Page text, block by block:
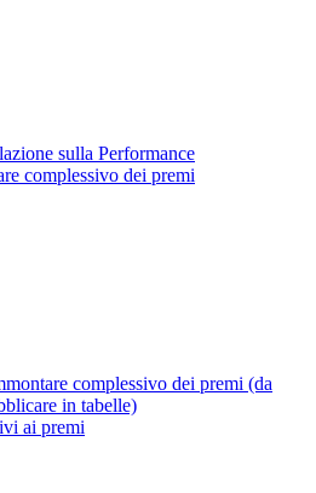
sulla Performance
complessivo dei premi
complessivo dei premi (da
in tabelle)
ai premi